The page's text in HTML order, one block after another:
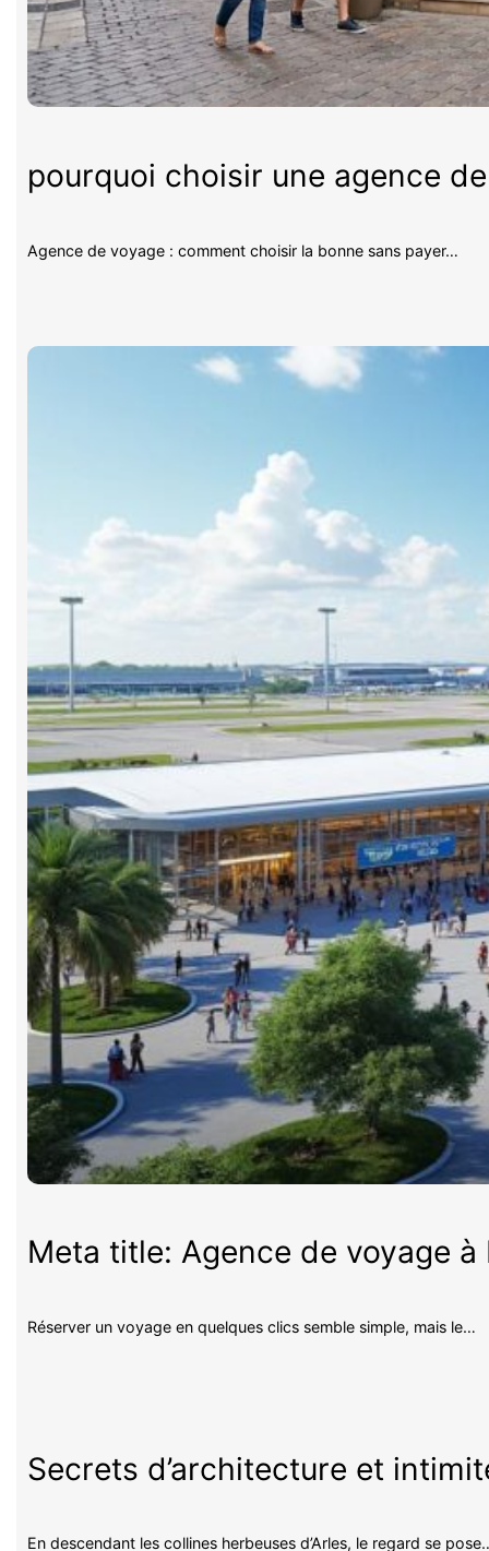
pourquoi choisir une agence
Agence de voyage : comment choisir la bonne sans payer…
Meta title: Agence de voyage
Réserver un voyage en quelques clics semble simple, mais le…
Secrets d’architecture et
En descendant les collines herbeuses d’Arles, le regard se